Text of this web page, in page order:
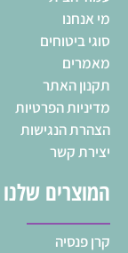
מי אנחנו
סוגי ביטוחים
מאמרים
תקנון האתר
מדיניות הפרטיות
הצהרת הנגישות
יצירת קשר
המוצרים שלנו
קרן פנסיה